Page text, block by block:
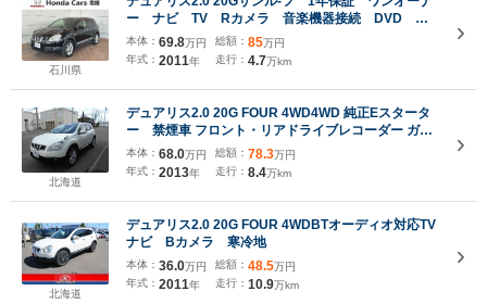
石川県
ー ナビ TV Rカメラ 音楽機器接続 DVD
ETC HID アルミ フォグ スマートキー 整備記
録簿 AAC Wエアバッグ ドアバイザー
本体： 69.8万円
年式： 2011年
総額： 85万円
走行： 4.7万km
北海道
デュアリス2.0 20G FOUR 4WD4WD 純正Eスタータ
ー 禁煙車 フロント・リアドライブレコーダー ガラ
スルーフ 下廻り錆止塗装 マフラー耐熱錆止塗装 純正
17インチアルミ+夏冬タイヤ インテリジェントキー
バックカメラ HID ETC
本体： 68.0万円
年式： 2013年
総額： 78.3万円
走行： 8.4万km
北海道
デュアリス2.0 20G FOUR 4WDBTオーディオ対応TV
ナビ Bカメラ 寒冷地
本体： 36.0万円
年式： 2011年
総額： 48.5万円
走行： 10.9万km